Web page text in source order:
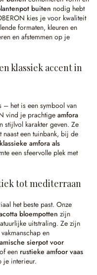
buiten nodig hebt
kies je voor kwaliteit
formaten, kleuren en
en afstemmen op je
klassiek accent in
– het is een symbool van
vind je prachtige amfora
stijlvol karakter geven. Ze
naast een tuinbank, bij de
klassieke amfora als
een sfeervolle plek met
tot mediterraan
het beste past. Onze
bloempotten zijn
uitstraling. Ze zijn
en
sierpot voor
een rustieke amfoor vaas
je interieur.